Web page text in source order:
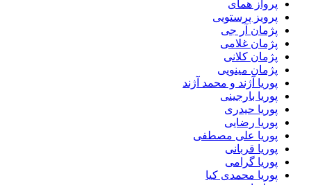
پرواز همای
پرویز پرستویی
پژمان آر جی
پژمان غلامی
پژمان کلانی
پژمان مینویی
پوریا آژند و محمد آژند
پوریا بارجینی
پوریا حیدری
پوریا رضایی
پوریا علی مصطفی
پوریا قربانی
پوریا گرامی
پوریا محمدی کیا